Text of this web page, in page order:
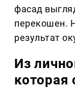
фасад
перекошен.
результат
Из
которая